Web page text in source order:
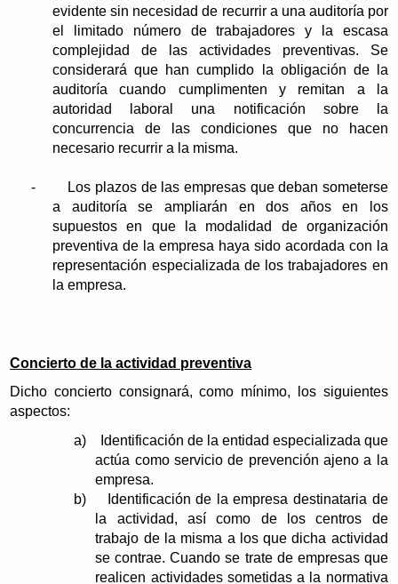
evidente sin necesidad de recurrir a una auditoría por
el limitado número de trabajadores y la escasa
complejidad de las actividades preventivas. Se
considerará que han cumplido la obligación de la
auditoría cuando cumplimenten y remitan a la
autoridad laboral una notificación sobre la
concurrencia de las condiciones que no hacen
necesario recurrir a la misma.
-
Los plazos de las empresas que deban someterse
a auditoría se ampliarán en dos años en los
supuestos en que la modalidad de organización
preventiva de la empresa haya sido acordada con la
representación especializada de los trabajadores en
la empresa.
Concierto de la actividad preventiva
Dicho concierto consignará, como mínimo, los siguientes
aspectos:
a)
Identificación de la entidad especializada que
actúa como servicio de prevención ajeno a la
empresa.
b)
Identificación de la empresa destinataria de
la actividad, así como de los centros de
trabajo de la misma a los que dicha actividad
se contrae. Cuando se trate de empresas que
realicen actividades sometidas a la normativa